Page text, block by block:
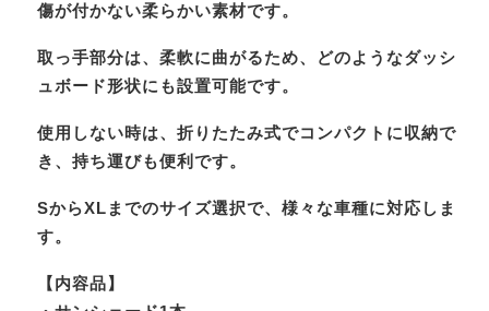
傷が付かない柔らかい素材です。
取っ手部分は、柔軟に曲がるため、どのようなダッシ
ュボード形状にも設置可能です。
使用しない時は、折りたたみ式でコンパクトに収納で
き、持ち運びも便利です。
SからXLまでのサイズ選択で、様々な車種に対応しま
す。
【内容品】